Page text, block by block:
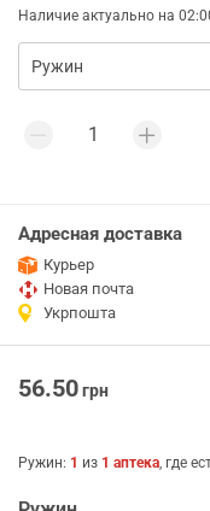
Наличие актуально на
Адресная доставка
Курьер
Новая почта
Укрпошта
56.50грн
Ружин: 1 из 1 аптека, где